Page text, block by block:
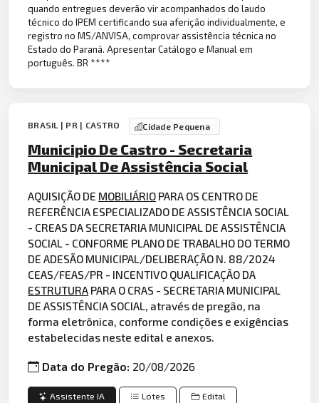
quando entregues deverão vir acompanhados do laudo
técnico do IPEM certificando sua aferição individualmente, e
registro no MS/ANVISA, comprovar assistência técnica no
Estado do Paraná. Apresentar Catálogo e Manual em
português. BR ****
BRASIL | PR | CASTRO Cidade Pequena
Municipio De Castro - Secretaria
Municipal De Assistência Social
AQUISIÇÃO DE MOBILIÁRIO PARA OS CENTRO DE
REFERÊNCIA ESPECIALIZADO DE ASSISTÊNCIA SOCIAL
- CREAS DA SECRETARIA MUNICIPAL DE ASSISTÊNCIA
SOCIAL - CONFORME PLANO DE TRABALHO DO TERMO
DE ADESÃO MUNICIPAL/DELIBERAÇÃO N. 88/2024
CEAS/FEAS/PR - INCENTIVO QUALIFICAÇÃO DA
ESTRUTURA PARA O CRAS - SECRETARIA MUNICIPAL
DE ASSISTÊNCIA SOCIAL, através de pregão, na
forma eletrônica, conforme condições e exigências
estabelecidas neste edital e anexos.
Data do Pregão: 20/08/2026
Assistente IA Lotes Edital